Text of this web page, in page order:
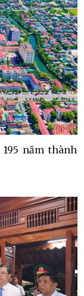
năm thành